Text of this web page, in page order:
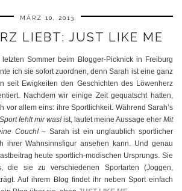
MÄRZ 10, 2013
LIEBT: JUST LIKE ME
Sommer beim Blogger-Picknick in Freiburg
ich sie sofort zuordnen, denn Sarah ist eine ganz
seit Ewigkeiten den Geschichten des Löwenherz
Nachdem wir einige Zeit gequatscht hatten,
vor allem eins: ihre Sportlichkeit. Während Sarah’s
fehlt mir was!ist, lautet meine Aussage eher Mit
Couch!– Sarah ist ein unglaublich sportlicher
ihrer Wahnsinnsfigur ansehen kann. Und genau
heute sportlich-modischen Ursprungs. Sie
die sie zu verschiedenen Sportarten (Joggen,
Auf ihrem Blog findet ihr neben Sport einfach